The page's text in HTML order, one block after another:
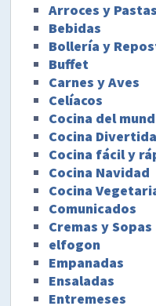
Arroces y Pastas
Bebidas
Bollería y
Buffet
Carnes y Aves
Celíacos
Cocina del
Cocina Divertida
Cocina fácil y
Cocina Navidad
Cocina
Comunicados
Cremas y Sopas
elfogon
Empanadas
Ensaladas
Entremeses